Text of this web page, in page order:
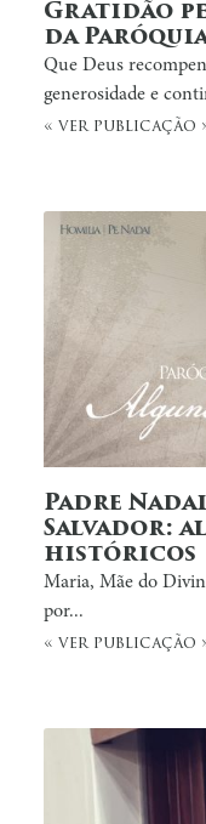
Gratidão
da
Que Deus
generosidade e
« ver publicação
Padre
Salvador:
históricos
Maria, Mãe do
por...
« ver publicação